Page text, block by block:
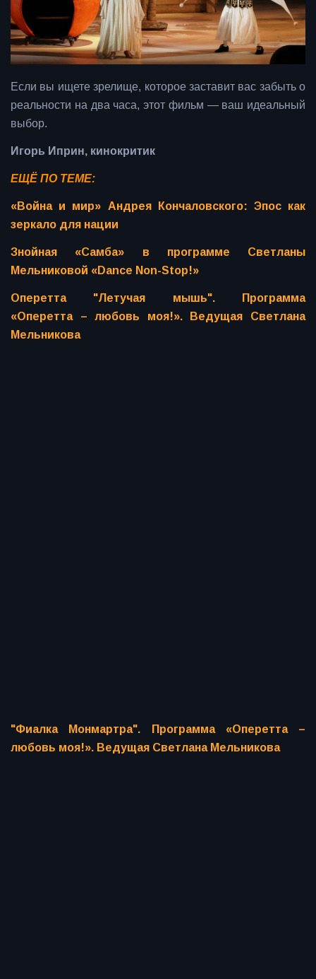
Если вы ищете зрелище, которое заставит вас забыть о
реальности на два часа, этот фильм — ваш идеальный
выбор.
Игорь Иприн, кинокритик
ЕЩЁ ПО ТЕМЕ:
«Война и мир» Андрея Кончаловского: Эпос как
зеркало для нации
Знойная «Самба» в программе Светланы
Мельниковой «Dance Non-Stop!»
Оперетта "Летучая мышь". Программа
«Оперетта – любовь моя!». Ведущая Светлана
Мельникова
"Фиалка Монмартра". Программа «Оперетта –
любовь моя!». Ведущая Светлана Мельникова